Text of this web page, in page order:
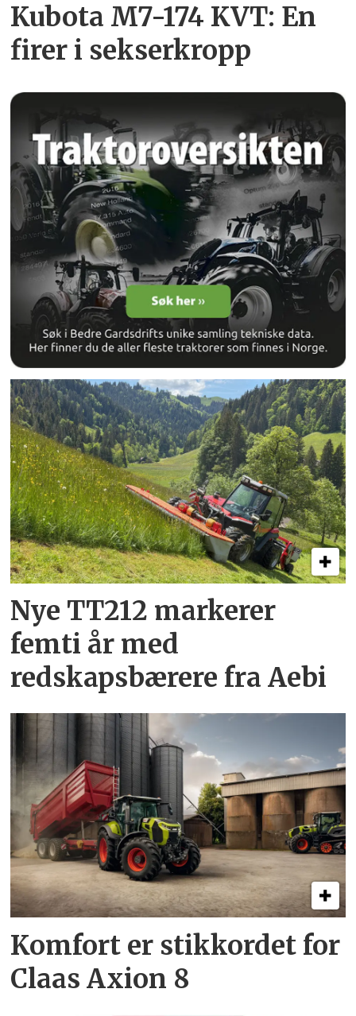
Kubota M7-174 KVT: En
firer i sekserkropp
Nye TT212 markerer
femti år­ med
redskapsbærere fra Aebi
Komfort er stikkordet for
Claas Axion 8